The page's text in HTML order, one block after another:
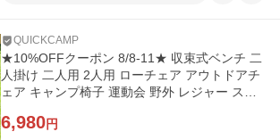
QUICKCAMP
★10%OFFクーポン 8/8-11★ 収束式ベンチ 二
人掛け 二人用 2人用 ローチェア アウトドアチ
ェア キャンプ椅子 運動会 野外 レジャー スポ
6,980円